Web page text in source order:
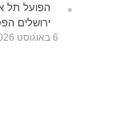
הפועל תל
ירושלים
6 באוגוסט 2026